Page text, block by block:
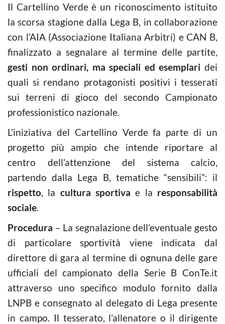
Il Cartellino Verde è un riconoscimento istituito
la scorsa stagione dalla Lega B, in collaborazione
con l’AIA (Associazione Italiana Arbitri) e CAN B,
finalizzato a segnalare al termine delle partite,
gesti non ordinari, ma speciali ed esemplari dei
quali si rendano protagonisti positivi i tesserati
sui terreni di gioco del secondo Campionato
professionistico nazionale.
L’iniziativa del Cartellino Verde fa parte di un
progetto più ampio che intende riportare al
centro dell’attenzione del sistema calcio,
partendo dalla Lega B, tematiche “sensibili”: il
rispetto, la cultura sportiva e la responsabilità
sociale.
Procedura – La segnalazione dell’eventuale gesto
di particolare sportività viene indicata dal
direttore di gara al termine di ognuna delle gare
ufficiali del campionato della Serie B ConTe.it
attraverso uno specifico modulo fornito dalla
LNPB e consegnato al delegato di Lega presente
in campo. Il tesserato, l’allenatore o il dirigente